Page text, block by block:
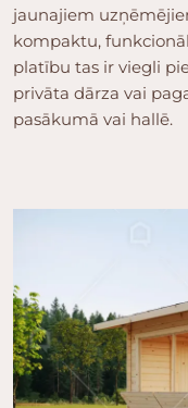
jaunajiem
kompaktu,
platību tas ir viegli
privāta dārza vai
pasākumā vai hallē.